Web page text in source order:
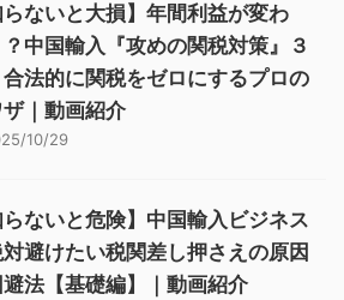
らないと大損】年間利益が変わ
中国輸入『攻めの関税対策』３
法的に関税をゼロにするプロの
｜動画紹介
10/29
らないと危険】中国輸入ビジネス
避けたい税関差し押さえの原因
避法【基礎編】｜動画紹介